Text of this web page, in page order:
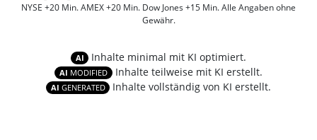
NYSE +20 Min. AMEX +20 Min. Dow Jones +15 Min. Alle Angaben ohne
Gewähr.
AI Inhalte minimal mit KI optimiert.
AI MODIFIED Inhalte teilweise mit KI erstellt.
AI GENERATED Inhalte vollständig von KI erstellt.